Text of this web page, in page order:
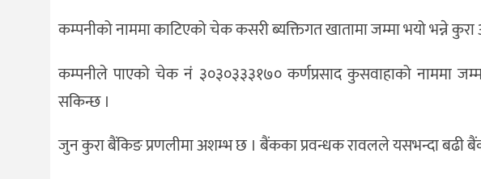
कम्पनीको नाममा काटिएको चेक कसरी ब्यक्तिगत खातामा जम्मा भयो भन्ने
कम्पनीले पाएको चेक नं ३०३०३३३१७० कर्णप्रसाद कुसवाहाको नाममा
सकिन्छ ।
जुन कुरा बैंकिङ प्रणलीमा अशम्भ छ । बैंकका प्रवन्धक रावलले यसभन्दा बढी